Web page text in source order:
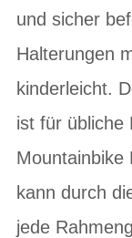
und sicher
Halterungen
kinderleicht.
ist für übliche
Mountainbike
kann durch
jede